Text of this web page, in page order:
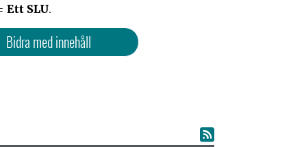
Ett SLU.
Bidra med innehåll